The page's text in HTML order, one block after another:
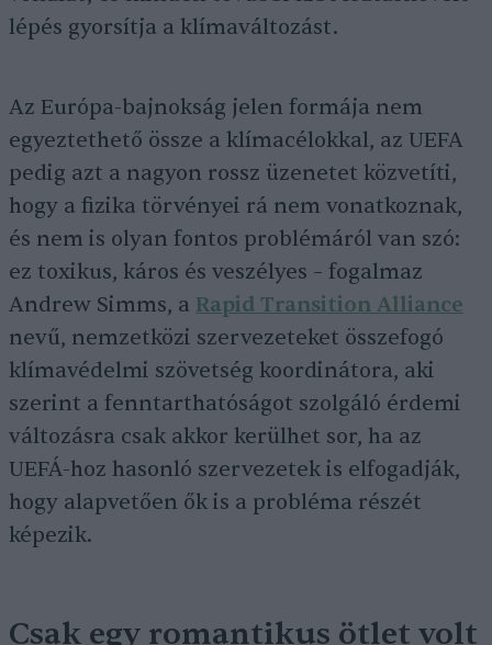
lépés gyorsítja a klímaváltozást.
Az Európa-bajnokság jelen formája nem
egyeztethető össze a klímacélokkal, az UEFA
pedig azt a nagyon rossz üzenetet közvetíti,
hogy a fizika törvényei rá nem vonatkoznak,
és nem is olyan fontos problémáról van szó:
ez toxikus, káros és veszélyes – fogalmaz
Andrew Simms, a Rapid Transition Alliance
nevű, nemzetközi szervezeteket összefogó
klímavédelmi szövetség koordinátora, aki
szerint a fenntarthatóságot szolgáló érdemi
változásra csak akkor kerülhet sor, ha az
UEFÁ-hoz hasonló szervezetek is elfogadják,
hogy alapvetően ők is a probléma részét
képezik.
Csak egy romantikus ötlet volt